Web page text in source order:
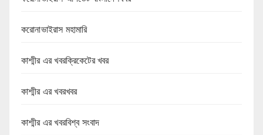
করোনাভাইরাস মহামারি
কাশ্মীর এর খবরক্রিকেটের খবর
কাশ্মীর এর খবরখবর
কাশ্মীর এর খবরবিশ্ব সংবাদ